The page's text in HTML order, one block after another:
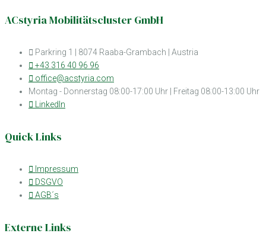
ACstyria Mobilitätscluster GmbH
Parkring 1 | 8074 Raaba-Grambach | Austria
+43 316 40 96 96
office@acstyria.com
Montag - Donnerstag 08:00-17:00 Uhr | Freitag 08:00-13:00 Uhr
LinkedIn
Quick Links
Impressum
DSGVO
AGB´s
Externe Links